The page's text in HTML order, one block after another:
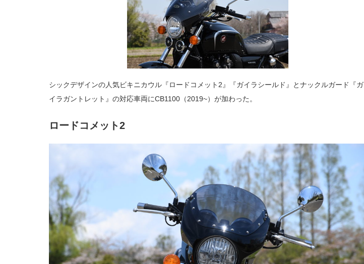
シックデザインの人気ビキニカウル『ロードコメット2』『ガイラシールド』とナックルガード『ガ
イラガントレット』の対応車両にCB1100（2019~）が加わった。
ロードコメット2